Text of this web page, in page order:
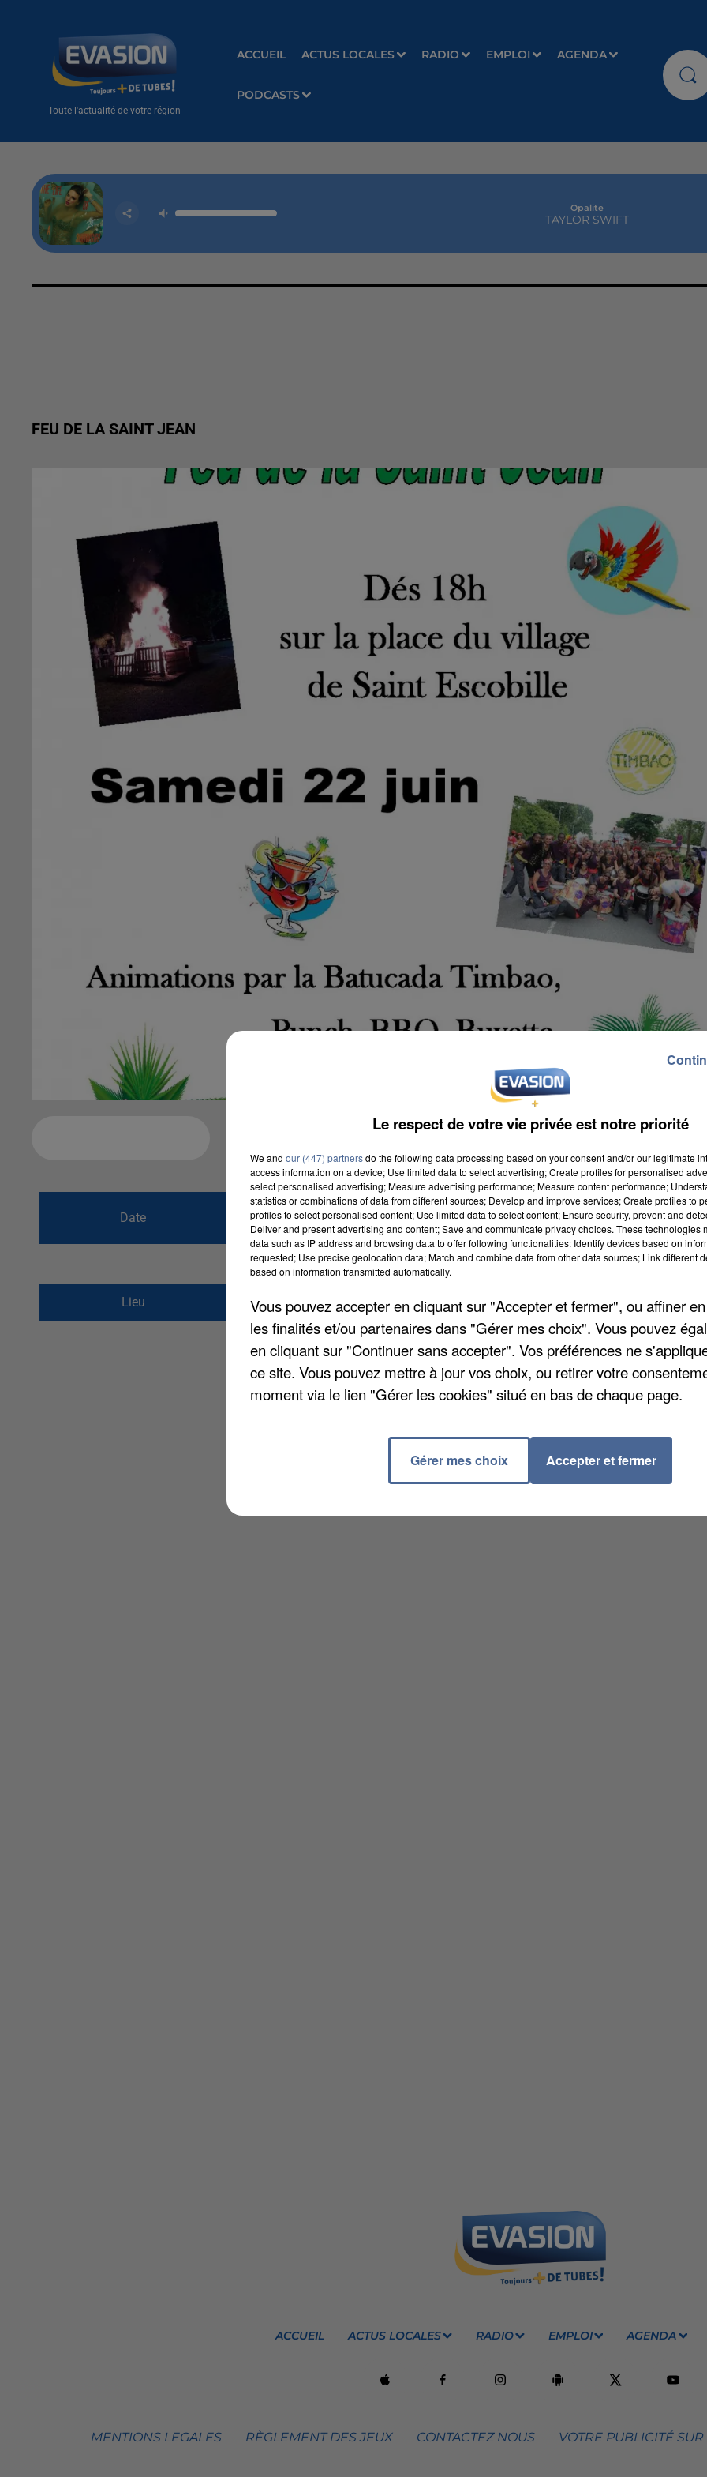
Toute l'actualité de votre région
ACCUEIL ACTUS LOCALES RADIO EMPLOI AGENDA
PODCASTS
Opalite
TAYLOR SWIFT
FEU DE LA SAINT JEAN
Date
du22 juin 2019 à 9h00
au22 juin 2019 à 19h59
Lieu
91410 Saint Escobille
ACCUEIL ACTUS LOCALES RADIO EMPLOI AGENDA
MENTIONS LEGALES RÈGLEMENT DES JEUX CONTACTEZ NOUS VOTRE PUBLICITÉ
Le respect de votre vie privée est notre priorité
We and our (447) partnersdo the following data processing based on your consent and/or our legitimate
access information on a device; Use limited data to select advertising; Create profiles for personalised
select personalised advertising; Measure advertising performance; Measure content performance;
statistics or combinations of data from different sources; Develop and improve services; Create profiles to
profiles to select personalised content; Use limited data to select content; Ensure security, prevent and
Deliver and present advertising and content; Save and communicate privacy choices. These technologies
data such as IP address and browsing data to offer following functionalities: Identify devices based on
requested; Use precise geolocation data; Match and combine data from other data sources; Link different
based on information transmitted automatically.
Vous pouvez accepter en cliquant sur "Accepter et fermer", ou affiner
les finalités et/ou partenaires dans "Gérer mes choix". Vous pouvez
en cliquant sur "Continuer sans accepter". Vos préférences ne
ce site. Vous pouvez mettre à jour vos choix, ou retirer votre
moment via le lien "Gérer les cookies" situé en bas de chaque page.
Gérer mes choix Accepter et fermer